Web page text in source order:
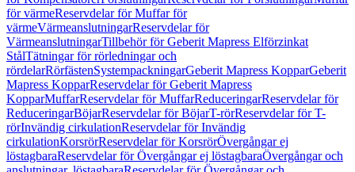
för värmeReservdelar för Muffar för
värmeVärmeanslutningarReservdelar för
VärmeanslutningarTillbehör för Geberit Mapress Elförzinkat
StålTätningar för rörledningar och
rördelarRörfästenSystempackningarGeberit Mapress KopparGeberit
Mapress KopparReservdelar för Geberit Mapress
KopparMuffarReservdelar för MuffarReduceringarReservdelar för
ReduceringarBöjarReservdelar för BöjarT-rörReservdelar för T-
rörInvändig cirkulationReservdelar för Invändig
cirkulationKorsrörReservdelar för KorsrörÖvergångar ej
löstagbaraReservdelar för Övergångar ej löstagbaraÖvergångar och